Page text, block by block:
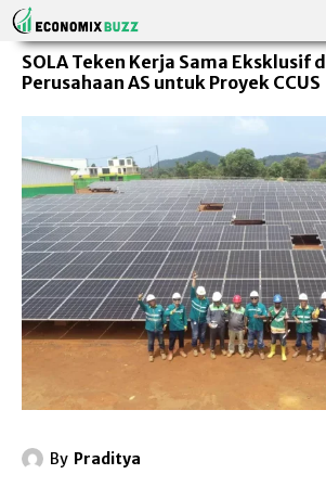
SOLA Teken Kerja Sama Eksklusif
Perusahaan AS untuk Proyek CCUS
By Praditya